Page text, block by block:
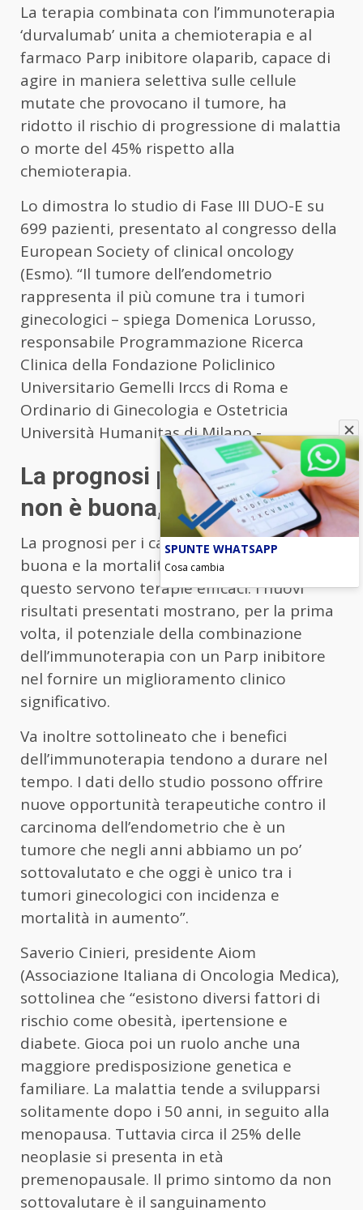
La terapia combinata con l’immunoterapia
‘durvalumab’ unita a chemioterapia e al
farmaco Parp inibitore olaparib, capace di
agire in maniera selettiva sulle cellule
mutate che provocano il tumore, ha
ridotto il rischio di progressione di malattia
o morte del 45% rispetto alla
chemioterapia.
Lo dimostra lo studio di Fase III DUO-E su
699 pazienti, presentato al congresso della
European Society of clinical oncology
(Esmo). “Il tumore dell’endometrio
rappresenta il più comune tra i tumori
ginecologici – spiega Domenica Lorusso,
responsabile Programmazione Ricerca
Clinica della Fondazione Policlinico
Universitario Gemelli Irccs di Roma e
Ordinario di Ginecologia e Ostetricia
Università Humanitas di Milano -.
La prognosi per la recidiva
non è buona, mortalità alta
La prognosi per i casi di recidiva non è
buona e la mortalità rimane alta, per
questo servono terapie efficaci. I nuovi
risultati presentati mostrano, per la prima
volta, il potenziale della combinazione
dell’immunoterapia con un Parp inibitore
nel fornire un miglioramento clinico
significativo.
Va inoltre sottolineato che i benefici
dell’immunoterapia tendono a durare nel
tempo. I dati dello studio possono offrire
nuove opportunità terapeutiche contro il
carcinoma dell’endometrio che è un
tumore che negli anni abbiamo un po’
sottovalutato e che oggi è unico tra i
tumori ginecologici con incidenza e
mortalità in aumento”.
Saverio Cinieri, presidente Aiom
(Associazione Italiana di Oncologia Medica),
sottolinea che “esistono diversi fattori di
rischio come obesità, ipertensione e
diabete. Gioca poi un ruolo anche una
maggiore predisposizione genetica e
familiare. La malattia tende a svilupparsi
solitamente dopo i 50 anni, in seguito alla
menopausa. Tuttavia circa il 25% delle
neoplasie si presenta in età
premenopausale. Il primo sintomo da non
sottovalutare è il sanguinamento
SPUNTE WHATSAPP
Cosa cambia